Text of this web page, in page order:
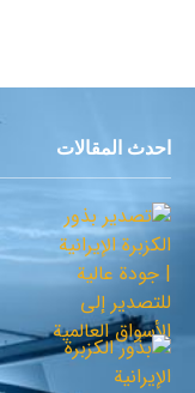
احدث المقالات